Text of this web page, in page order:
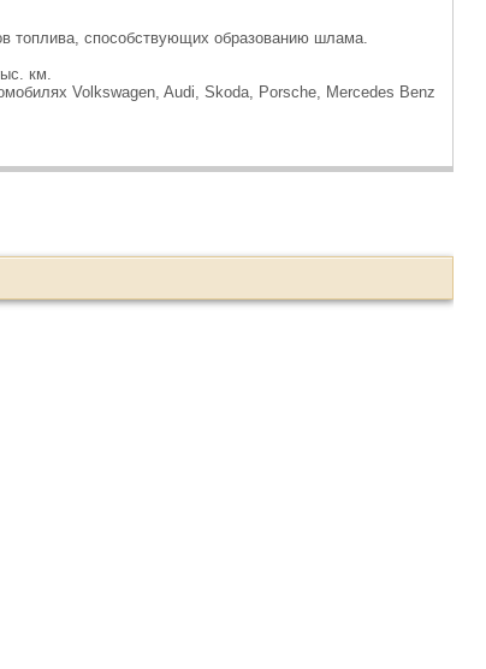
топлива, способствующих образованию шлама.
км.
Volkswagen, Audi, Skoda, Porsche, Mercedes Benz